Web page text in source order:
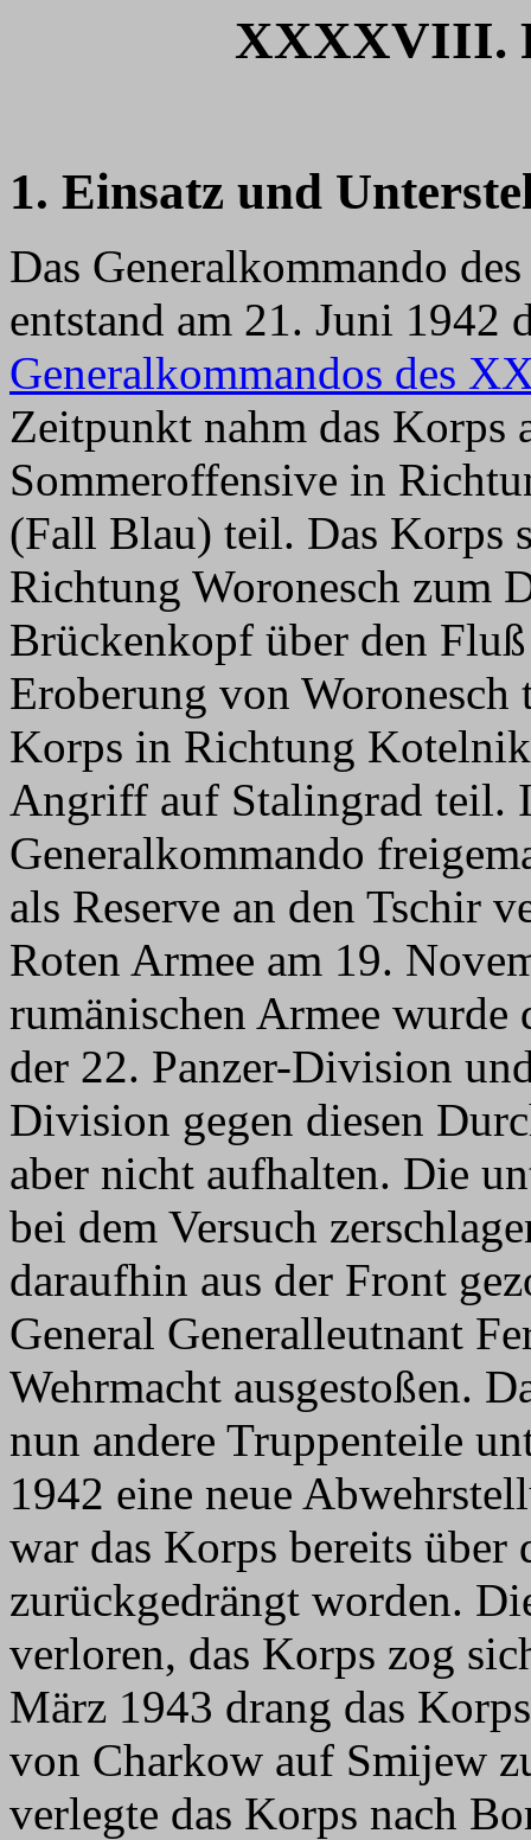
XXXXVIII.
1. Einsatz und
Das Generalkommando
entstand am 21. Juni 1942
Generalkommandos des
Zeitpunkt nahm das Korps
Sommeroffensive in
(Fall Blau) teil. Das Korps
Richtung Woronesch zum
Brückenkopf über den
Eroberung von
Korps in Richtung
Angriff auf Stalingrad teil.
Generalkommando
als Reserve an den Tschir
Roten Armee am 19.
rumänischen Armee
der 22. Panzer-Division
Division gegen diesen
aber nicht aufhalten. Die
bei dem Versuch
daraufhin aus der Front
General Generalleutnant
Wehrmacht ausgestoßen.
nun andere Truppenteile
1942 eine neue
war das Korps bereits
zurückgedrängt worden.
verloren, das Korps zog
März 1943 drang das
von Charkow auf Smijew
verlegte das Korps nach